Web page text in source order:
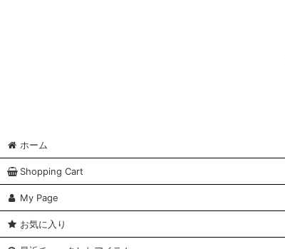
ホーム
Shopping Cart
My Page
お気に入り